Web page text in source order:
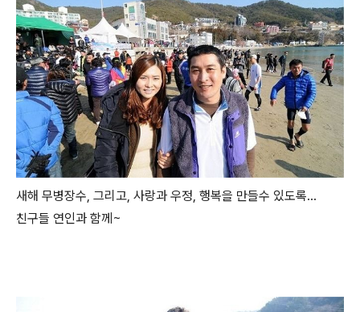
새해 무병장수, 그리고, 사랑과 우정, 행복을 만들수 있도록…
친구들 연인과 함께~